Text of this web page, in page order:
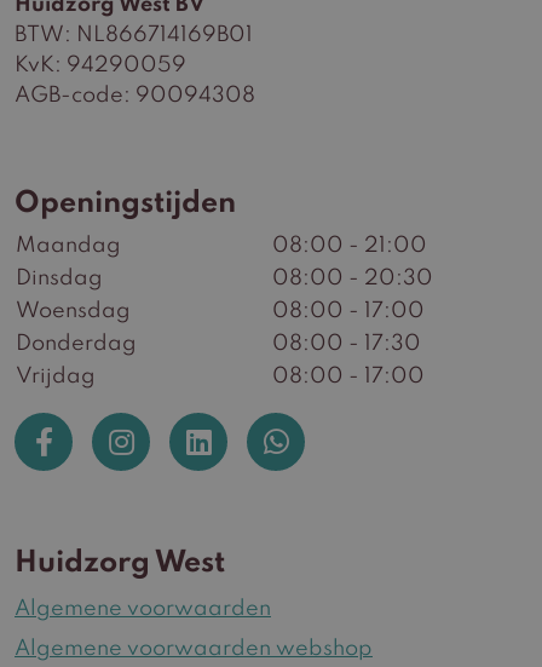
Huidzorg West BV
BTW: NL866714169B01
KvK: 94290059
AGB-code: 90094308
Openingstijden
Maandag
08:00 - 21:00
Dinsdag
08:00 - 20:30
Woensdag
08:00 - 17:00
Donderdag
08:00 - 17:30
Vrijdag
08:00 - 17:00
Huidzorg West
Algemene voorwaarden
Algemene voorwaarden webshop